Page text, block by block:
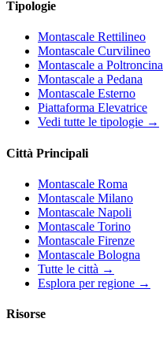
Tipologie
Montascale Rettilineo
Montascale Curvilineo
Montascale a Poltroncina
Montascale a Pedana
Montascale Esterno
Piattaforma Elevatrice
Vedi tutte le tipologie →
Città Principali
Montascale Roma
Montascale Milano
Montascale Napoli
Montascale Torino
Montascale Firenze
Montascale Bologna
Tutte le città →
Esplora per regione →
Risorse